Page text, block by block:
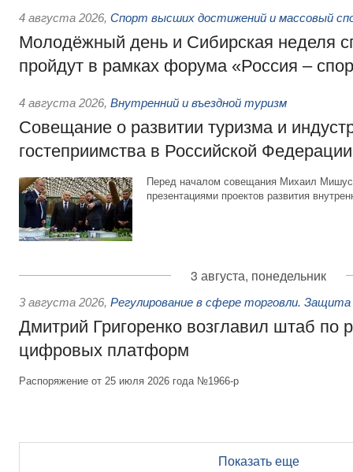
4 августа 2026, Спорт высших достижений и массовый
Молодёжный день и Сибирская неделя
пройдут в рамках форума «Россия –
4 августа 2026, Внутренний и въездной туризм
Совещание о развитии туризма и
гостеприимства в Российской Федерации
Перед началом совещания Михаил
презентациями проектов развития
3 августа, понедельник
3 августа 2026, Регулирование в сфере торговли.
Дмитрий Григоренко возглавил штаб по
цифровых платформ
Распоряжение от 25 июля 2026 года №1966-р
Показать еще